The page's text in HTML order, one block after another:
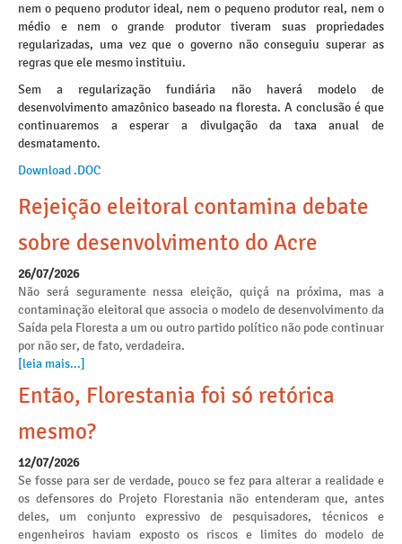
nem o pequeno produtor ideal, nem o pequeno produtor real, nem o
médio e nem o grande produtor tiveram suas propriedades
regularizadas, uma vez que o governo não conseguiu superar as
regras que ele mesmo instituiu.
Sem a regularização fundiária não haverá modelo de
desenvolvimento amazônico baseado na floresta. A conclusão é que
continuaremos a esperar a divulgação da taxa anual de
desmatamento.
Download .DOC
Rejeição eleitoral contamina debate
sobre desenvolvimento do Acre
26/07/2026
Não será seguramente nessa eleição, quiçá na próxima, mas a
contaminação eleitoral que associa o modelo de desenvolvimento da
Saída pela Floresta a um ou outro partido político não pode continuar
por não ser, de fato, verdadeira.
[leia mais...]
Então, Florestania foi só retórica
mesmo?
12/07/2026
Se fosse para ser de verdade, pouco se fez para alterar a realidade e
os defensores do Projeto Florestania não entenderam que, antes
deles, um conjunto expressivo de pesquisadores, técnicos e
engenheiros haviam exposto os riscos e limites do modelo de